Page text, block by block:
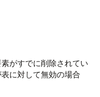
がすでに削除されてい
に対して無効の場合